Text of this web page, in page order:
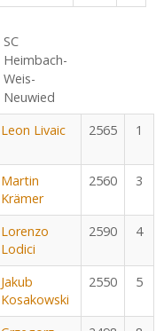
SC
Heimbach-
Weis-
Neuwied
Leon Livaic 2565 1
Martin
Krämer
2560 3
Lorenzo
Lodici
2590 4
Jakub
Kosakowski
2550 5